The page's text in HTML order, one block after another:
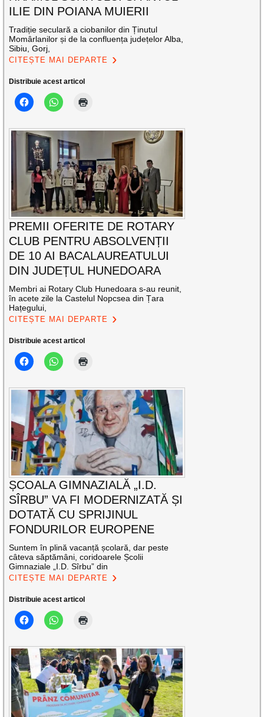
ILIE DIN POIANA MUIERII
Tradiție seculară a ciobanilor din Ținutul
Momârlanilor și de la confluența județelor Alba,
Sibiu, Gorj,
CITEȘTE MAI DEPARTE
Distribuie acest articol
PREMII OFERITE DE ROTARY
CLUB PENTRU ABSOLVENȚII
DE 10 AI BACALAUREATULUI
DIN JUDEȚUL HUNEDOARA
Membri ai Rotary Club Hunedoara s-au reunit,
în acete zile la Castelul Nopcsea din Țara
Hațegului,
CITEȘTE MAI DEPARTE
Distribuie acest articol
ȘCOALA GIMNAZIALĂ „I.D.
SÎRBU” VA FI MODERNIZATĂ ȘI
DOTATĂ CU SPRIJINUL
FONDURILOR EUROPENE
Suntem în plină vacanță școlară, dar peste
câteva săptămâni, coridoarele Școlii
Gimnaziale „I.D. Sîrbu” din
CITEȘTE MAI DEPARTE
Distribuie acest articol